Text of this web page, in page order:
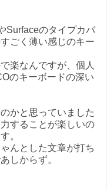
Surfaceのタイプカバ
ごく薄い感じのキー
楽なんですが、個人
のキーボードの深い
かと思っていました
することが楽しいの
。
んとした文章が打ち
しからず。